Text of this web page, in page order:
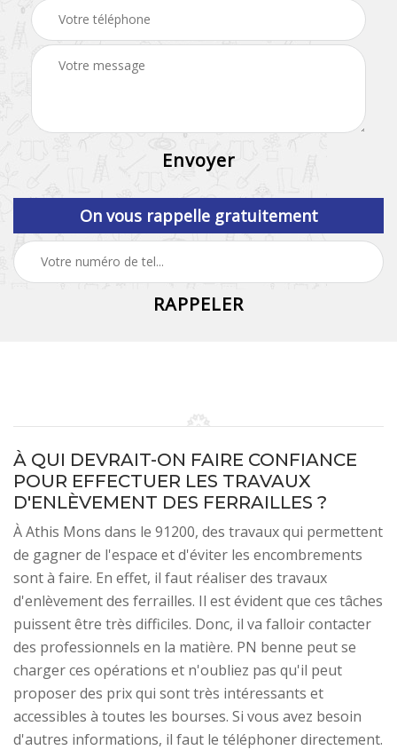
On vous rappelle gratuitement
À QUI DEVRAIT-ON FAIRE CONFIANCE
POUR EFFECTUER LES TRAVAUX
D'ENLÈVEMENT DES FERRAILLES ?
À Athis Mons dans le 91200, des travaux qui permettent
de gagner de l'espace et d'éviter les encombrements
sont à faire. En effet, il faut réaliser des travaux
d'enlèvement des ferrailles. Il est évident que ces tâches
puissent être très difficiles. Donc, il va falloir contacter
des professionnels en la matière. PN benne peut se
charger ces opérations et n'oubliez pas qu'il peut
proposer des prix qui sont très intéressants et
accessibles à toutes les bourses. Si vous avez besoin
d'autres informations, il faut le téléphoner directement.